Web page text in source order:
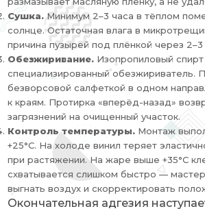
Сушка. Минимум 2–3 часа в тёплом
солнце. Остаточная влага в
причина пузырей под плёнкой через
Обезжиривание. Изопропиловый спирт
специализированный обезжириватель.
безворсовой салфеткой в одном
к краям. Протирка «вперёд-назад»
загрязнений на очищенный участок.
Контроль температуры. Монтаж
+25°C. На холоде винил теряет
при растяжении. На жаре выше +35°C
схватывается слишком быстро —
выгнать воздух и скорректировать
Окончательная адгезия